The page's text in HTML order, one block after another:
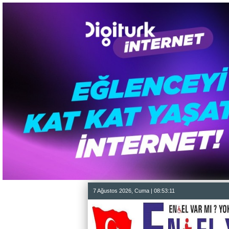
7 Ağustos 2026, Cuma | 08:53:12